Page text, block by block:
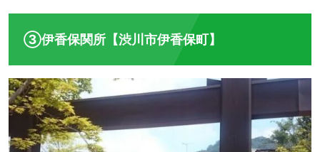
③伊香保関所【渋川市伊香保町】